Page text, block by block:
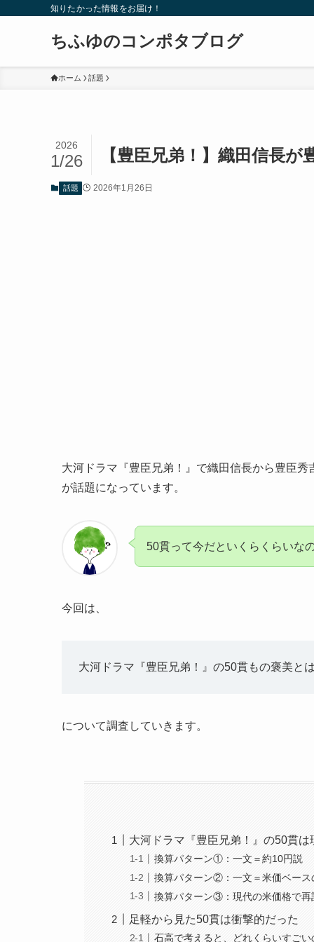
知りたかった情報をお届け！
ちふゆのコンポタブログ
ホーム 話題
【豊臣兄弟！】織田信長
2026
1/26
話題 2026年1月26日
大河ドラマ『豊臣兄弟！』で織田信長から豊臣
が話題になっています。
50貫って今だといくらくらいな
今回は、
大河ドラマ『豊臣兄弟！』の50貫もの褒美と
について調査していきます。
大河ドラマ『豊臣兄弟！』の50貫
換算パターン①：一文＝約10円説
換算パターン②：一文＝米価ベース
換算パターン③：現代の米価格で再
足軽から見た50貫は衝撃的だった
石高で考えると、どれくらいすごい